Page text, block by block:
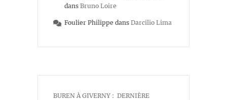
dans Bruno Loire
Foulier Philippe dans Darcilio Lima
BUREN À GIVERNY : DERNIÈRE